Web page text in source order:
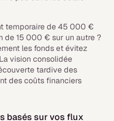
temporaire de 45 000 €
de 15 000 € sur un autre ?
les fonds et évitez
vision consolidée
tardive des
des coûts financiers
basés sur vos flux